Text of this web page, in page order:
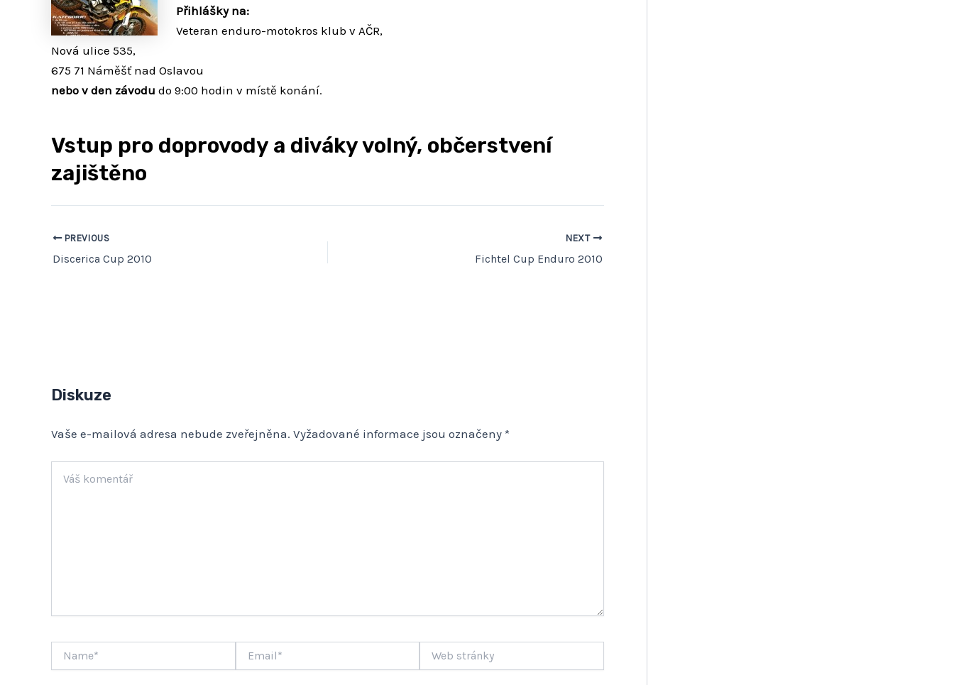
Přihlášky na:
Veteran enduro-motokros klub v AČR,
Nová ulice 535,
675 71 Náměšť nad Oslavou
nebo v den závodu do 9:00 hodin v místě konání.
Vstup pro doprovody a diváky volný, občerstvení
zajištěno
PREVIOUS
Discerica Cup 2010
NEXT
Fichtel Cup Enduro 2010
Diskuze
Vaše e-mailová adresa nebude zveřejněna. Vyžadované informace jsou označeny *
komentář
stránky